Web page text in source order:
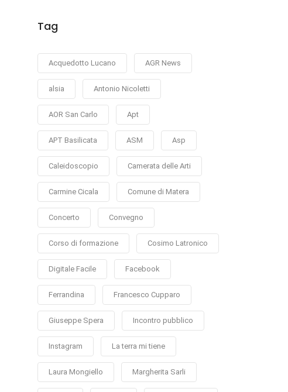
Tag
Acquedotto Lucano AGR News
alsia Antonio Nicoletti
AOR San Carlo Apt
APT Basilicata ASM Asp
Caleidoscopio Camerata delle Arti
Carmine Cicala Comune di Matera
Concerto Convegno
Corso di formazione Cosimo Latronico
Digitale Facile Facebook
Ferrandina Francesco Cupparo
Giuseppe Spera Incontro pubblico
Instagram La terra mi tiene
Laura Mongiello Margherita Sarli